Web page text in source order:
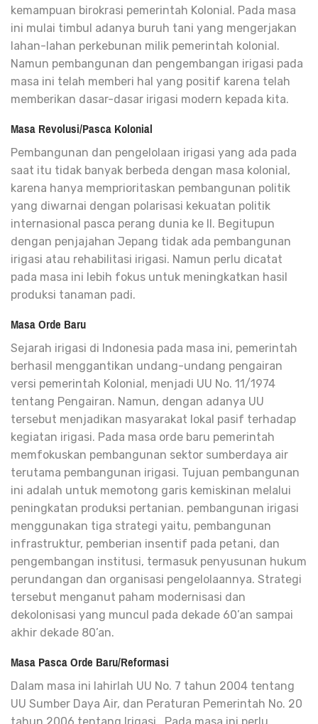
kemampuan birokrasi pemerintah Kolonial. Pada masa
ini mulai timbul adanya buruh tani yang mengerjakan
lahan-lahan perkebunan milik pemerintah kolonial.
Namun pembangunan dan pengembangan irigasi pada
masa ini telah memberi hal yang positif karena telah
memberikan dasar-dasar irigasi modern kepada kita.
Masa Revolusi/Pasca Kolonial
Pembangunan dan pengelolaan irigasi yang ada pada
saat itu tidak banyak berbeda dengan masa kolonial,
karena hanya memprioritaskan pembangunan politik
yang diwarnai dengan polarisasi kekuatan politik
internasional pasca perang dunia ke II. Begitupun
dengan penjajahan Jepang tidak ada pembangunan
irigasi atau rehabilitasi irigasi. Namun perlu dicatat
pada masa ini lebih fokus untuk meningkatkan hasil
produksi tanaman padi.
Masa Orde Baru
Sejarah irigasi di Indonesia pada masa ini, pemerintah
berhasil menggantikan undang-undang pengairan
versi pemerintah Kolonial, menjadi UU No. 11/1974
tentang Pengairan. Namun, dengan adanya UU
tersebut menjadikan masyarakat lokal pasif terhadap
kegiatan irigasi. Pada masa orde baru pemerintah
memfokuskan pembangunan sektor sumberdaya air
terutama pembangunan irigasi. Tujuan pembangunan
ini adalah untuk memotong garis kemiskinan melalui
peningkatan produksi pertanian. pembangunan irigasi
menggunakan tiga strategi yaitu, pembangunan
infrastruktur, pemberian insentif pada petani, dan
pengembangan institusi, termasuk penyusunan hukum
perundangan dan organisasi pengelolaannya. Strategi
tersebut menganut paham modernisasi dan
dekolonisasi yang muncul pada dekade 60’an sampai
akhir dekade 80’an.
Masa Pasca Orde Baru/Reformasi
Dalam masa ini lahirlah UU No. 7 tahun 2004 tentang
UU Sumber Daya Air, dan Peraturan Pemerintah No. 20